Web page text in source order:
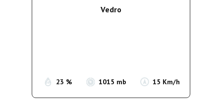
Vedro
23 % 1015 mb 15 Km/h